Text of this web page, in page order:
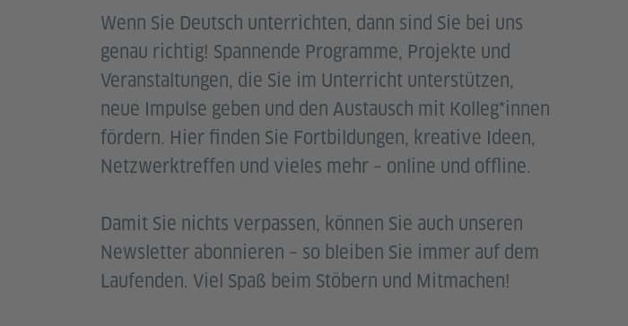
Wenn Sie Deutsch unterrichten, dann sind Sie bei uns
genau richtig! Spannende Programme, Projekte und
Veranstaltungen, die Sie im Unterricht unterstützen,
neue Impulse geben und den Austausch mit Kolleg*innen
fördern. Hier finden Sie Fortbildungen, kreative Ideen,
Netzwerktreffen und vieles mehr – online und offline.
Damit Sie nichts verpassen, können Sie auch unseren
Newsletter abonnieren – so bleiben Sie immer auf dem
Laufenden. Viel Spaß beim Stöbern und Mitmachen!